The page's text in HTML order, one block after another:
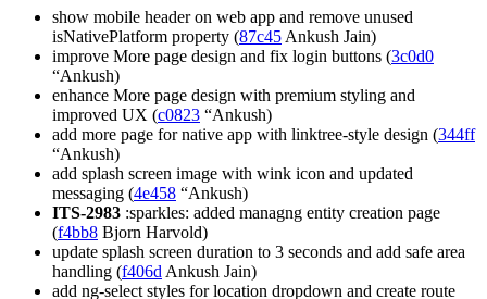
show mobile header on web app and remove unused
isNativePlatform property (87c45 Ankush Jain)
improve More page design and fix login buttons (3c0d0
“Ankush)
enhance More page design with premium styling and
improved UX (c0823 “Ankush)
add more page for native app with linktree-style design (344ff
“Ankush)
add splash screen image with wink icon and updated
messaging (4e458 “Ankush)
ITS-2983 :sparkles: added managng entity creation page
(f4bb8 Bjorn Harvold)
update splash screen duration to 3 seconds and add safe area
handling (f406d Ankush Jain)
add ng-select styles for location dropdown and create route